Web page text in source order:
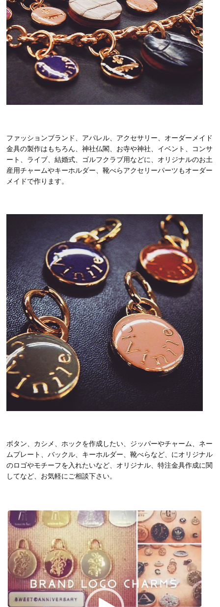
ファッションブランド、アパレル、アクセサリー、オーダーメイド
金具の製作はもちろん、神社仏閣、お寺や神社、イベント、コンサ
ート、ライブ、結婚式、ゴルフクラブ用などに、オリジナルのお土
産用チャームやキーホルダー、靴べらアクセリーパーツもオーダー
メイドで作ります。
ボタン、カシメ、ホックを作成したい、ジッパーやチャーム、ネー
ムプレート、バックル、キーホルダー、靴べらなど、にオリジナル
のロゴやモチーフを入れたいなど、オリジナル、特注金具作成に関
してなど、お気軽にご相談下さい。
動
画
プ
レ
ー
ヤ